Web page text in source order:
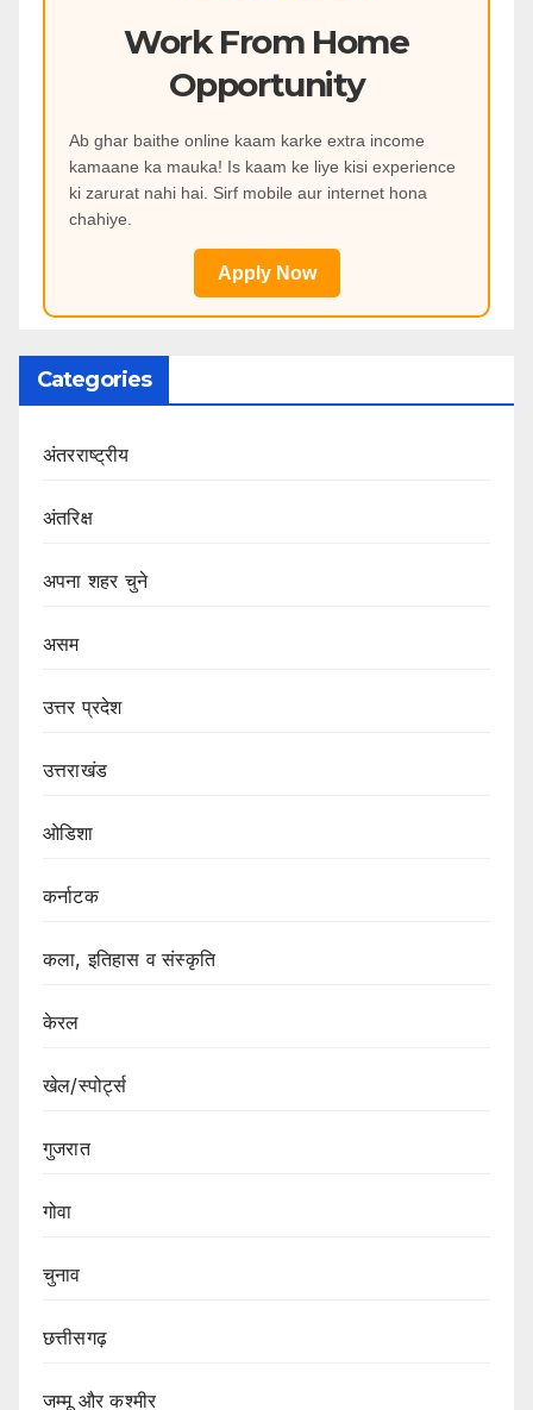
Work From Home
Opportunity
Ab ghar baithe online kaam karke extra income
kamaane ka mauka! Is kaam ke liye kisi experience
ki zarurat nahi hai. Sirf mobile aur internet hona
chahiye.
Apply Now
Categories
अंतरराष्ट्रीय
अंतरिक्ष
अपना शहर चुने
असम
उत्तर प्रदेश
उत्तराखंड
ओडिशा
कर्नाटक
कला, इतिहास व संस्कृति
केरल
खेल/स्पोर्ट्स
गुजरात
गोवा
चुनाव
छत्तीसगढ़
जम्मू और कश्मीर